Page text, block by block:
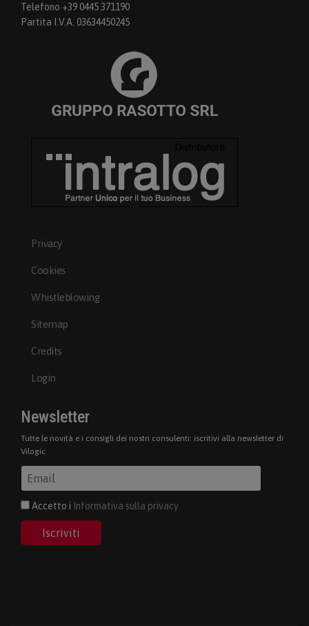
Telefono +39 0445 371190
Partita I.V.A. 03634450245
Privacy
Cookies
Whistleblowing
Sitemap
Credits
Login
Newsletter
Tutte le novità e i consigli dei nostri consulenti: iscritivi alla newsletter di
Vilogic
Accetto i Informativa sulla privacy
Iscriviti